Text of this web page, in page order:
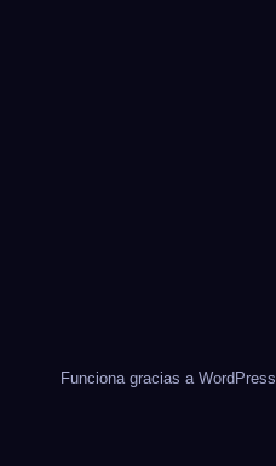
Funciona gracias a WordPress